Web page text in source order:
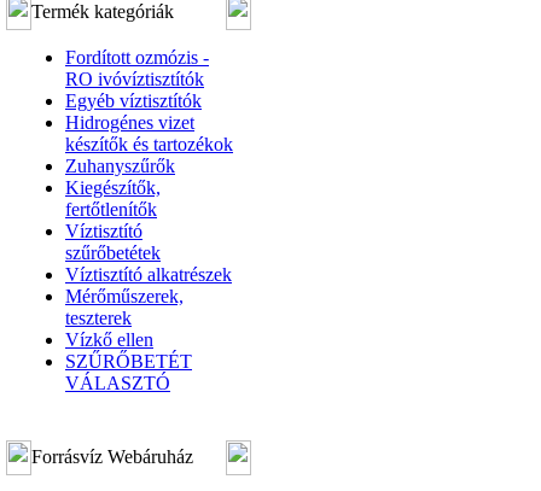
Termék kategóriák
Fordított ozmózis -
RO ivóvíztisztítók
Egyéb víztisztítók
Hidrogénes vizet
készítők és tartozékok
Zuhanyszűrők
Kiegészítők,
fertőtlenítők
Víztisztító
szűrőbetétek
Víztisztító alkatrészek
Mérőműszerek,
teszterek
Vízkő ellen
SZŰRŐBETÉT
VÁLASZTÓ
Forrásvíz Webáruház